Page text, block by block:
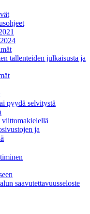
tallenteiden julkaisusta ja
pyydä selvitystä
viittomakielellä
ja
saavutettavuusseloste